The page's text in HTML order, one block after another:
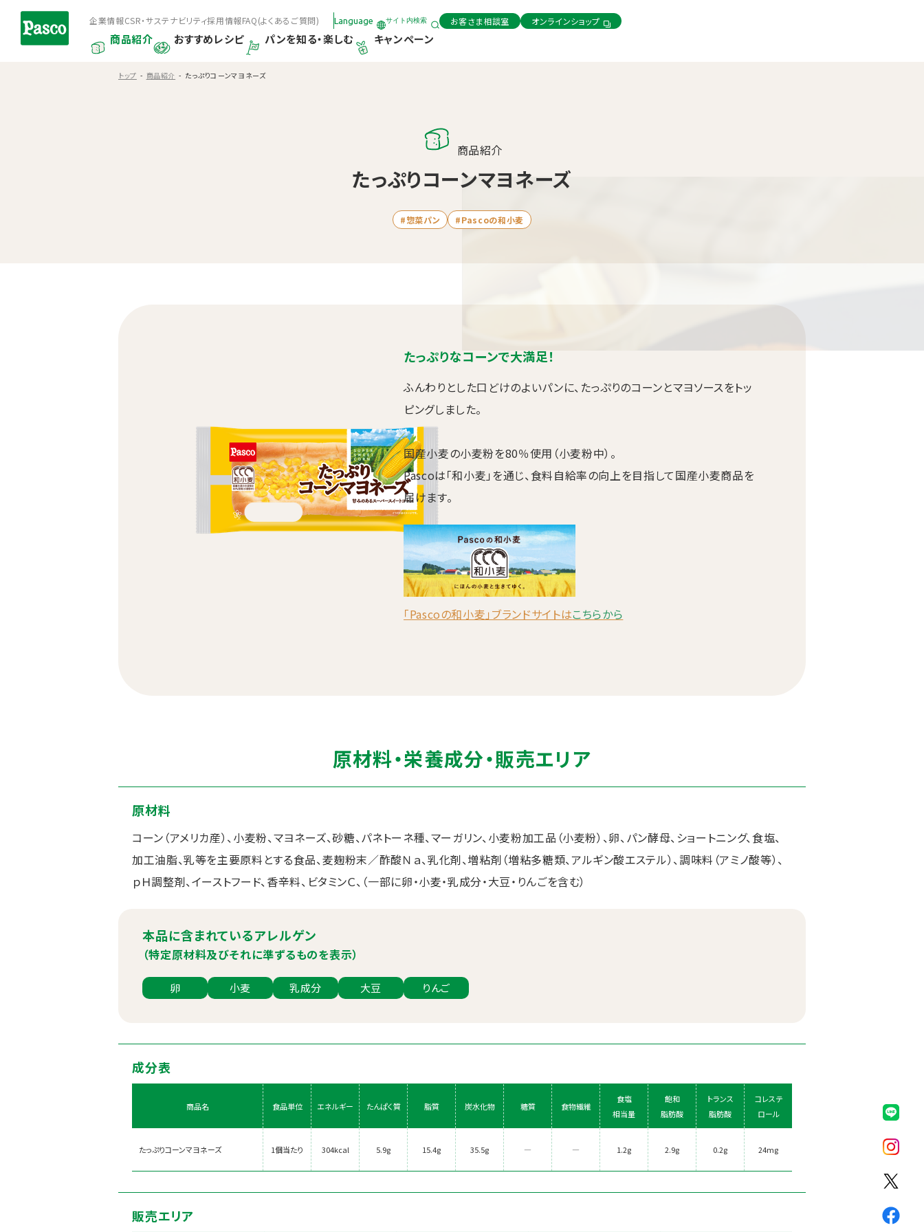
商品紹介 おすすめレシピ パンを知る・楽しむ キャンペーン
サイト内検索
Language
企業情報CSR・サステナビリティ採用情報FAQ(よくあるご質問) お客さま相談室 オンラインショップ
トップ 商品紹介 たっぷりコーンマヨネーズ
商品紹介
たっぷりコーンマヨネーズ
#惣菜パン #Pascoの和小麦
たっぷりなコーンで大満足！
ふんわりとした口どけのよいパンに、たっぷりのコーンとマヨソースをトッ
ピングしました。
国産小麦の小麦粉を80％使用（小麦粉中）。
Pascoは「和小麦」を通じ、食料自給率の向上を目指して国産小麦商品を
届けます。
「Pascoの和小麦」ブランドサイトはこちらから
原材料・栄養成分・販売エリア
原材料
コーン（アメリカ産）、小麦粉、マヨネーズ、砂糖、パネトーネ種、マーガリン、小麦粉加工品（小麦粉）、卵、パン酵母、ショートニング、食塩、
加工油脂、乳等を主要原料とする食品、麦麹粉末／酢酸Ｎａ、乳化剤、増粘剤（増粘多糖類、アルギン酸エステル）、調味料（アミノ酸等）、
ｐＨ調整剤、イーストフード、香辛料、ビタミンＣ、（一部に卵・小麦・乳成分・大豆・りんごを含む）
本品に含まれているアレルゲン
（特定原材料及びそれに準ずるものを表示）
卵 小麦 乳成分 大豆 りんご
成分表
商品名 食品単位 エネルギー たんぱく質 脂質 炭水化物 糖質 食物繊維
食塩
相当量
飽和
脂肪酸
トランス
脂肪酸
コレステ
ロール
たっぷりコーンマヨネーズ 1個当たり 304kcal 5.9g 15.4g 35.5g ― ― 1.2g 2.9g 0.2g 24mg
販売エリア